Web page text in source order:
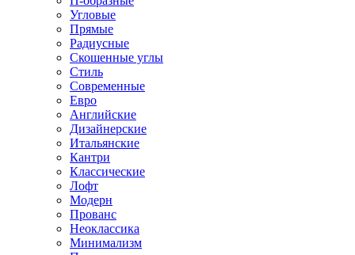
Угловые
Прямые
Радиусные
Скошенные углы
Стиль
Современные
Евро
Английские
Дизайнерские
Итальянские
Кантри
Классические
Лофт
Модерн
Прованс
Неоклассика
Минимализм